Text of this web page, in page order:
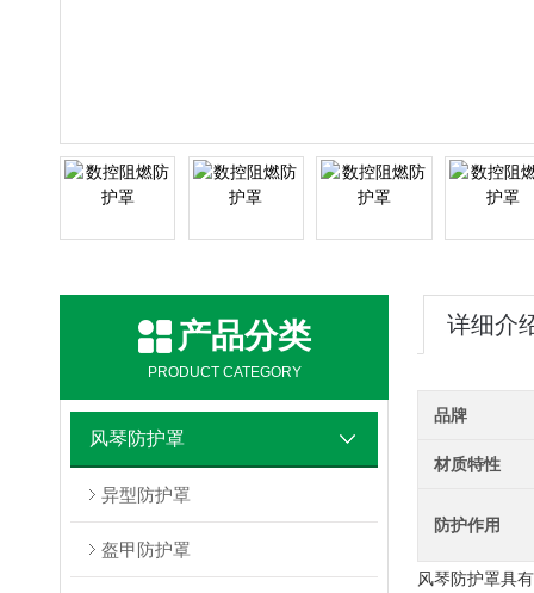
产品分类
PRODUCT CATEGORY
风琴防护罩
异型防护罩
盔甲防护罩
详细介
品牌
材质特性
防护作用
风琴防护罩具